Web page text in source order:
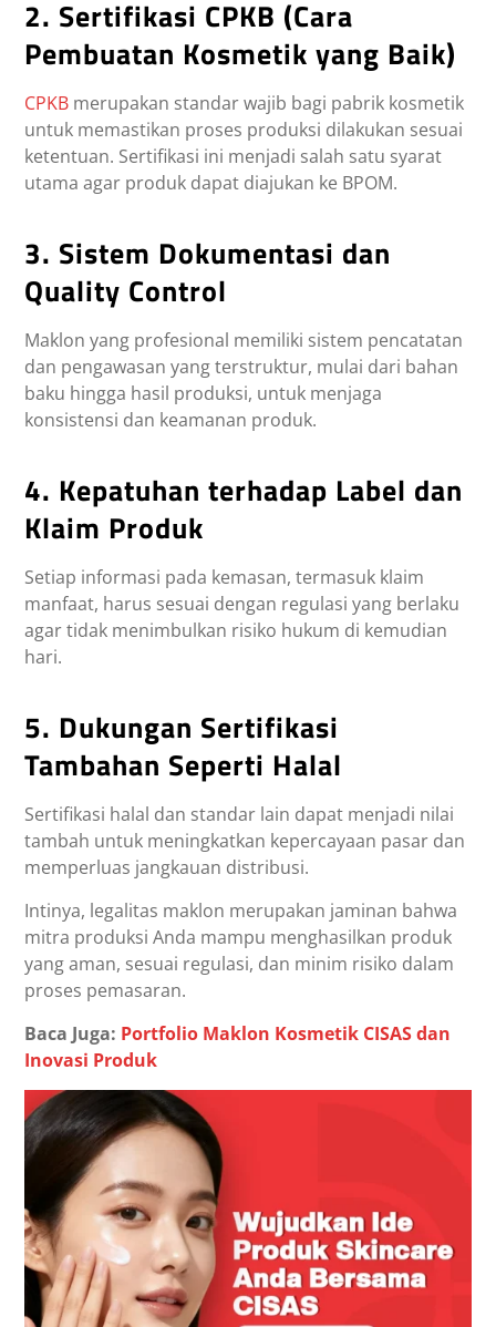
2. Sertifikasi CPKB (Cara
Pembuatan Kosmetik yang Baik)
CPKB merupakan standar wajib bagi pabrik kosmetik
untuk memastikan proses produksi dilakukan sesuai
ketentuan. Sertifikasi ini menjadi salah satu syarat
utama agar produk dapat diajukan ke BPOM.
3. Sistem Dokumentasi dan
Quality Control
Maklon yang profesional memiliki sistem pencatatan
dan pengawasan yang terstruktur, mulai dari bahan
baku hingga hasil produksi, untuk menjaga
konsistensi dan keamanan produk.
4. Kepatuhan terhadap Label dan
Klaim Produk
Setiap informasi pada kemasan, termasuk klaim
manfaat, harus sesuai dengan regulasi yang berlaku
agar tidak menimbulkan risiko hukum di kemudian
hari.
5. Dukungan Sertifikasi
Tambahan Seperti Halal
Sertifikasi halal dan standar lain dapat menjadi nilai
tambah untuk meningkatkan kepercayaan pasar dan
memperluas jangkauan distribusi.
Intinya, legalitas maklon merupakan jaminan bahwa
mitra produksi Anda mampu menghasilkan produk
yang aman, sesuai regulasi, dan minim risiko dalam
proses pemasaran.
Baca Juga: Portfolio Maklon Kosmetik CISAS dan
Inovasi Produk